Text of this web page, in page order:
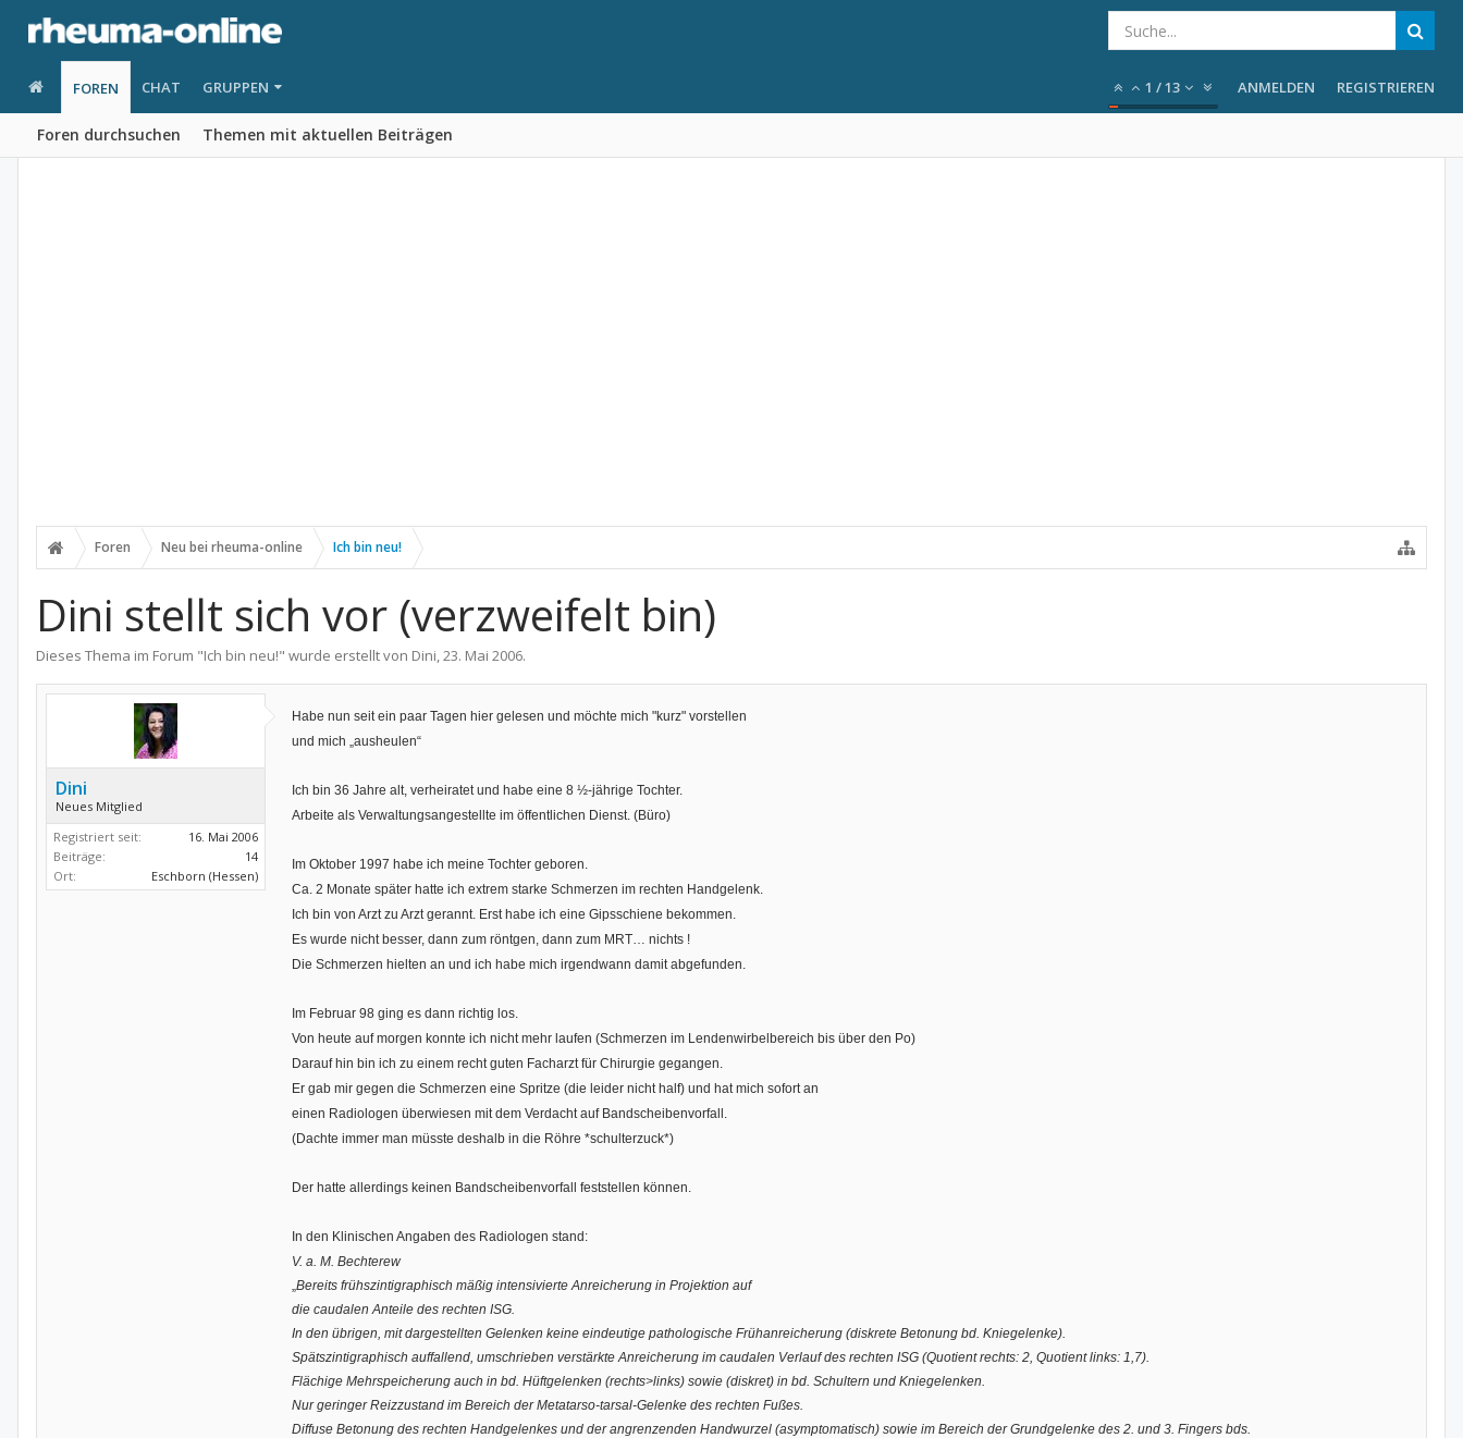
FOREN
Foren durchsuchen Themen mit aktuellen Beiträgen
CHAT GRUPPEN 1 /13 ANMELDEN REGISTRIEREN
Foren Neu bei rheuma-online Ich bin neu!
Dini stellt sich vor (verzweifelt bin)
Dieses Thema im Forum "Ich bin neu!" wurde erstellt von Dini,23. Mai 2006.
Dini
Neues Mitglied
Registriert seit:
16. Mai 2006
Beiträge:
14
Ort:
Eschborn (Hessen)
Habe nun seit ein paar Tagen hier gelesen und möchte mich "kurz" vorstellen
und mich „ausheulen“
Ich bin 36 Jahre alt, verheiratet und habe eine 8 ½-jährige Tochter.
Arbeite als Verwaltungsangestellte im öffentlichen Dienst. (Büro)
Im Oktober 1997 habe ich meine Tochter geboren.
Ca. 2 Monate später hatte ich extrem starke Schmerzen im rechten Handgelenk.
Ich bin von Arzt zu Arzt gerannt. Erst habe ich eine Gipsschiene bekommen.
Es wurde nicht besser, dann zum röntgen, dann zum MRT… nichts !
Die Schmerzen hielten an und ich habe mich irgendwann damit abgefunden.
Im Februar 98 ging es dann richtig los.
Von heute auf morgen konnte ich nicht mehr laufen (Schmerzen im Lendenwirbelbereich bis über den Po)
Darauf hin bin ich zu einem recht guten Facharzt für Chirurgie gegangen.
Er gab mir gegen die Schmerzen eine Spritze (die leider nicht half) und hat mich sofort an
einen Radiologen überwiesen mit dem Verdacht auf Bandscheibenvorfall.
(Dachte immer man müsste deshalb in die Röhre *schulterzuck*)
Der hatte allerdings keinen Bandscheibenvorfall feststellen können.
In den Klinischen Angaben des Radiologen stand:
V. a. M. Bechterew
„Bereits frühszintigraphisch mäßig intensivierte Anreicherung in Projektion auf
die caudalen Anteile des rechten ISG.
In den übrigen, mit dargestellten Gelenken keine eindeutige pathologische Frühanreicherung (diskrete Betonung bd. Kniegelenke).
Spätszintigraphisch auffallend, umschrieben verstärkte Anreicherung im caudalen Verlauf des rechten ISG (Quotient rechts: 2, Quotient links: 1,7).
Flächige Mehrspeicherung auch in bd. Hüftgelenken (rechts>links) sowie (diskret) in bd. Schultern und Kniegelenken.
Nur geringer Reizzustand im Bereich der Metatarso-tarsal-Gelenke des rechten Fußes.
Diffuse Betonung des rechten Handgelenkes und der angrenzenden Handwurzel (asymptomatisch) sowie im Bereich der Grundgelenke des 2. und 3. Fingers bds.